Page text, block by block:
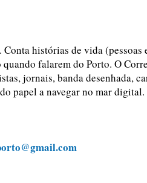
histórias de vida (pessoas
falarem do Porto. O
jornais, banda desenhada,
papel a navegar no mar digital.